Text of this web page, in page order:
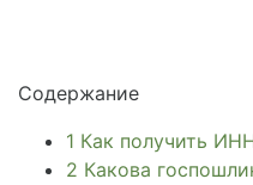
Содержание
1 Как получить
2 Какова